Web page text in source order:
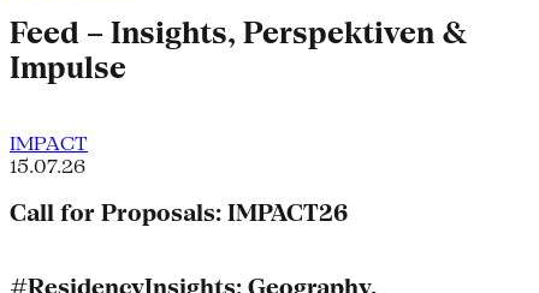
Feed – Insights, Perspektiven &
Impulse
IMPACT
15.07.26
Call for Proposals: IMPACT26
#ResidencyInsights: Geography,